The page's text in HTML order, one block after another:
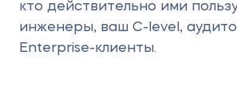
кто действительно ими
инженеры, ваш C-level,
Enterprise-клиенты.